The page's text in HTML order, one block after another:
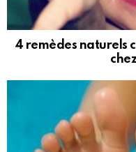
4 remèdes naturels